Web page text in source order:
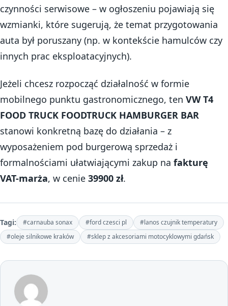
czynności serwisowe – w ogłoszeniu pojawiają się
wzmianki, które sugerują, że temat przygotowania
auta był poruszany (np. w kontekście hamulców czy
innych prac eksploatacyjnych).
Jeżeli chcesz rozpocząć działalność w formie
mobilnego punktu gastronomicznego, ten VW T4
FOOD TRUCK FOODTRUCK HAMBURGER BAR
stanowi konkretną bazę do działania – z
wyposażeniem pod burgerową sprzedaż i
formalnościami ułatwiającymi zakup na fakturę
VAT-marża, w cenie 39900 zł.
Tagi: #carnauba sonax #ford czesci pl
#lanos czujnik temperatury
#oleje silnikowe kraków
#sklep z akcesoriami motocyklowymi gdańsk